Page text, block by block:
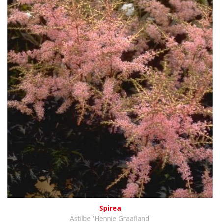
Spirea
Astilbe 'Hennie Graafland'